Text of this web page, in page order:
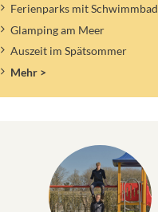
Ferienparks mit Schwimmbad
Glamping am Meer
Auszeit im Spätsommer
Mehr >